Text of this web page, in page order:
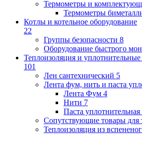
Термометры и
Термометры
Котлы и котельное оборудование
22
Группы безопасности 8
Оборудование быстрого
Теплоизоляция и
101
Лен сантехнический 5
Лента фум, нить и паста
Лента Фум 4
Нити 7
Паста уплотнительная
Сопутствующие товары для
Теплоизоляция из